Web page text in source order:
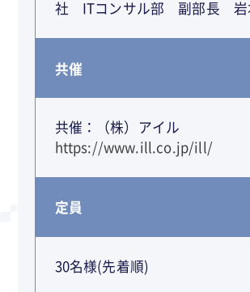
社 ITコンサル部 副部長 岩
共催
共催：（株）アイル
https://www.ill.co.jp/ill/
定員
30名様(先着順)